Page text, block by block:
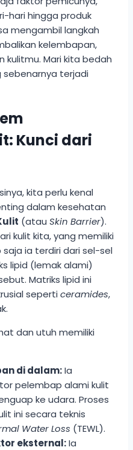
hari hingga produk
mengambil langkah
kelembapan,
kulitmu. Mari kita bedah
terjadi
Kunci dari
kita perlu kenal
dalam kesehatan
(atau Skin Barrier).
kulit kita, yang memiliki
ia terdiri dari sel-sel
lipid (lemak alami)
Matriks lipid ini
seperti ceramides,
dan utuh memiliki
di dalam:Ia
pelembap alami kulit
ke udara. Proses
ini secara teknis
Water Loss (TEWL).
eksternal:Ia